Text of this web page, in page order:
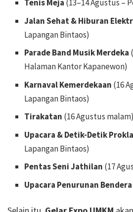
Tenis Meja (13–14 Agustus –
Jalan Sehat & Hiburan
Lapangan Bintaos)
Parade Band Musik Merdeka
Halaman Kantor Kapanewon)
Karnaval Kemerdekaan (16
Lapangan Bintaos)
Tirakatan (16 Agustus malam)
Upacara & Detik-Detik
Lapangan Bintaos)
Pentas Seni Jathilan (17
Upacara Penurunan Bendera